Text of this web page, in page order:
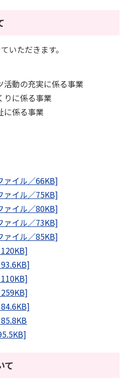
いただきます。
動の充実に係る事業
りに係る事業
に係る事業
ァイル／66KB]
ァイル／75KB]
ァイル／80KB]
ァイル／73KB]
ァイル／85KB]
て